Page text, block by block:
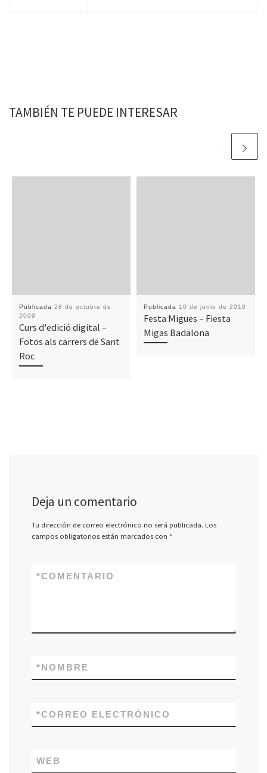
TAMBIÉN TE PUEDE INTERESAR
Publicada 28 de octubre de
2009
Curs d'edició digital –
Fotos als carrers de Sant
Roc
Publicada 10 de junio de 2010
Festa Migues – Fiesta
Migas Badalona
Deja un comentario
Tu dirección de correo electrónico no será publicada. Los
campos obligatorios están marcados con *
COMENTARIO
*
NOMBRE
*
CORREO ELECTRÓNICO
*
WEB